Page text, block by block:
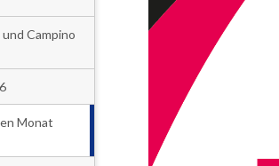
Campino
Monat